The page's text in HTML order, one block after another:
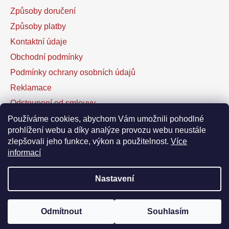
Používáme cookies, abychom Vám umožnili pohodlné
prohlížení webu a díky analýze provozu webu neustále
zlepšovali jeho funkce, výkon a použitelnost. Více
informací
Nastavení
Odmítnout Souhlasím
Způsoby doručení
Způsoby platby
Kontaktní údaje
Obchodní podmínky
Podmínky ochrany osobních údajů
Reklamace
Odstoupení od smlouvy
Kontaktní formulář
Facebook
Vytvořil Shoptet
Copyright 2026
. Všechna práva
vyhrazena.Upravit nastavení cookies